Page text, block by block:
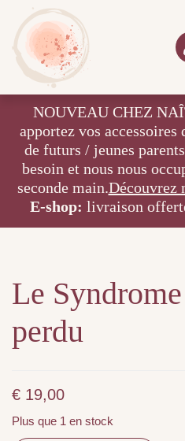
NOUVEAU CHEZ
apportez vos accessoires
de futurs / jeunes
besoin et nous nous
seconde main.Découvrez
E-shop: livraison
Le
perdu
€ 19,00
Plus que 1 en stock